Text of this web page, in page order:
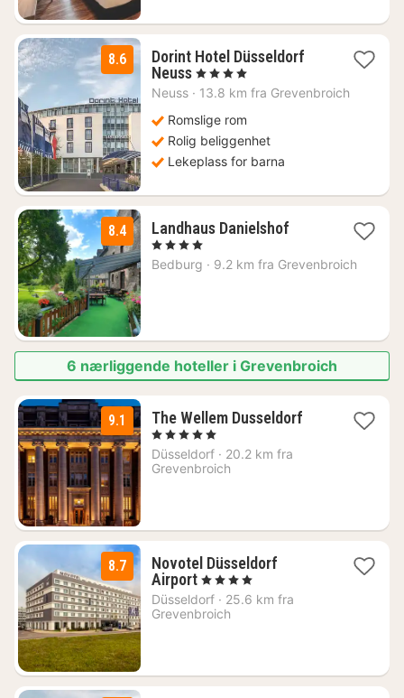
8.6
Dorint Hotel Düsseldorf
Neuss2
netter
761
kr.
, 4 Stjerner
Neuss · 13.8 km fra Grevenbroich
Romslige rom
Rolig beliggenhet
Lekeplass for barna
8.4 Landhaus Danielshof1
fra
, 4 Stjerner
Bedburg · 9.2 km fra Grevenbroich
6 nærliggende hoteller i Grevenbroich
9.1 The Wellem Dusseldorf2
, 5 Stjerner
Düsseldorf · 20.2 km fra
Grevenbroich
8.7
Novotel Düsseldorf
Airport1
natt
fra
, 4 Stjerner
Düsseldorf · 25.6 km fra
Grevenbroich